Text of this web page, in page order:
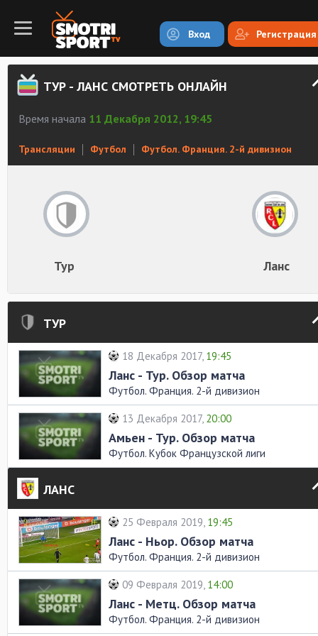
Вход Регистрация
ТУР - ЛАНС СМОТРЕТЬ ОНЛАЙН
Время начала 11 Декабря 2012, 19:45
Трансляции Футбол Футбол. Франция. 2-й дивизион
Тур Ланс
ТУР
18 Декабря 2017, 19:45
Ланс - Тур. Обзор матча
Футбол. Франция. 2-й дивизион
13 Декабря 2017, 20:00
Амьен - Тур. Обзор матча
Футбол. Кубок Французской лиги
ЛАНС
25 Февраля 2019, 19:45
Ланс - Ньор. Обзор матча
Футбол. Франция. 2-й дивизион
09 Февраля 2019, 14:00
Ланс - Метц. Обзор матча
Футбол. Франция. 2-й дивизион